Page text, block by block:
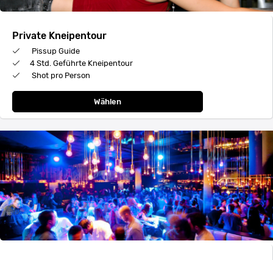
Private Kneipentour
Pissup Guide
4 Std. Geführte Kneipentour
Shot pro Person
Wählen